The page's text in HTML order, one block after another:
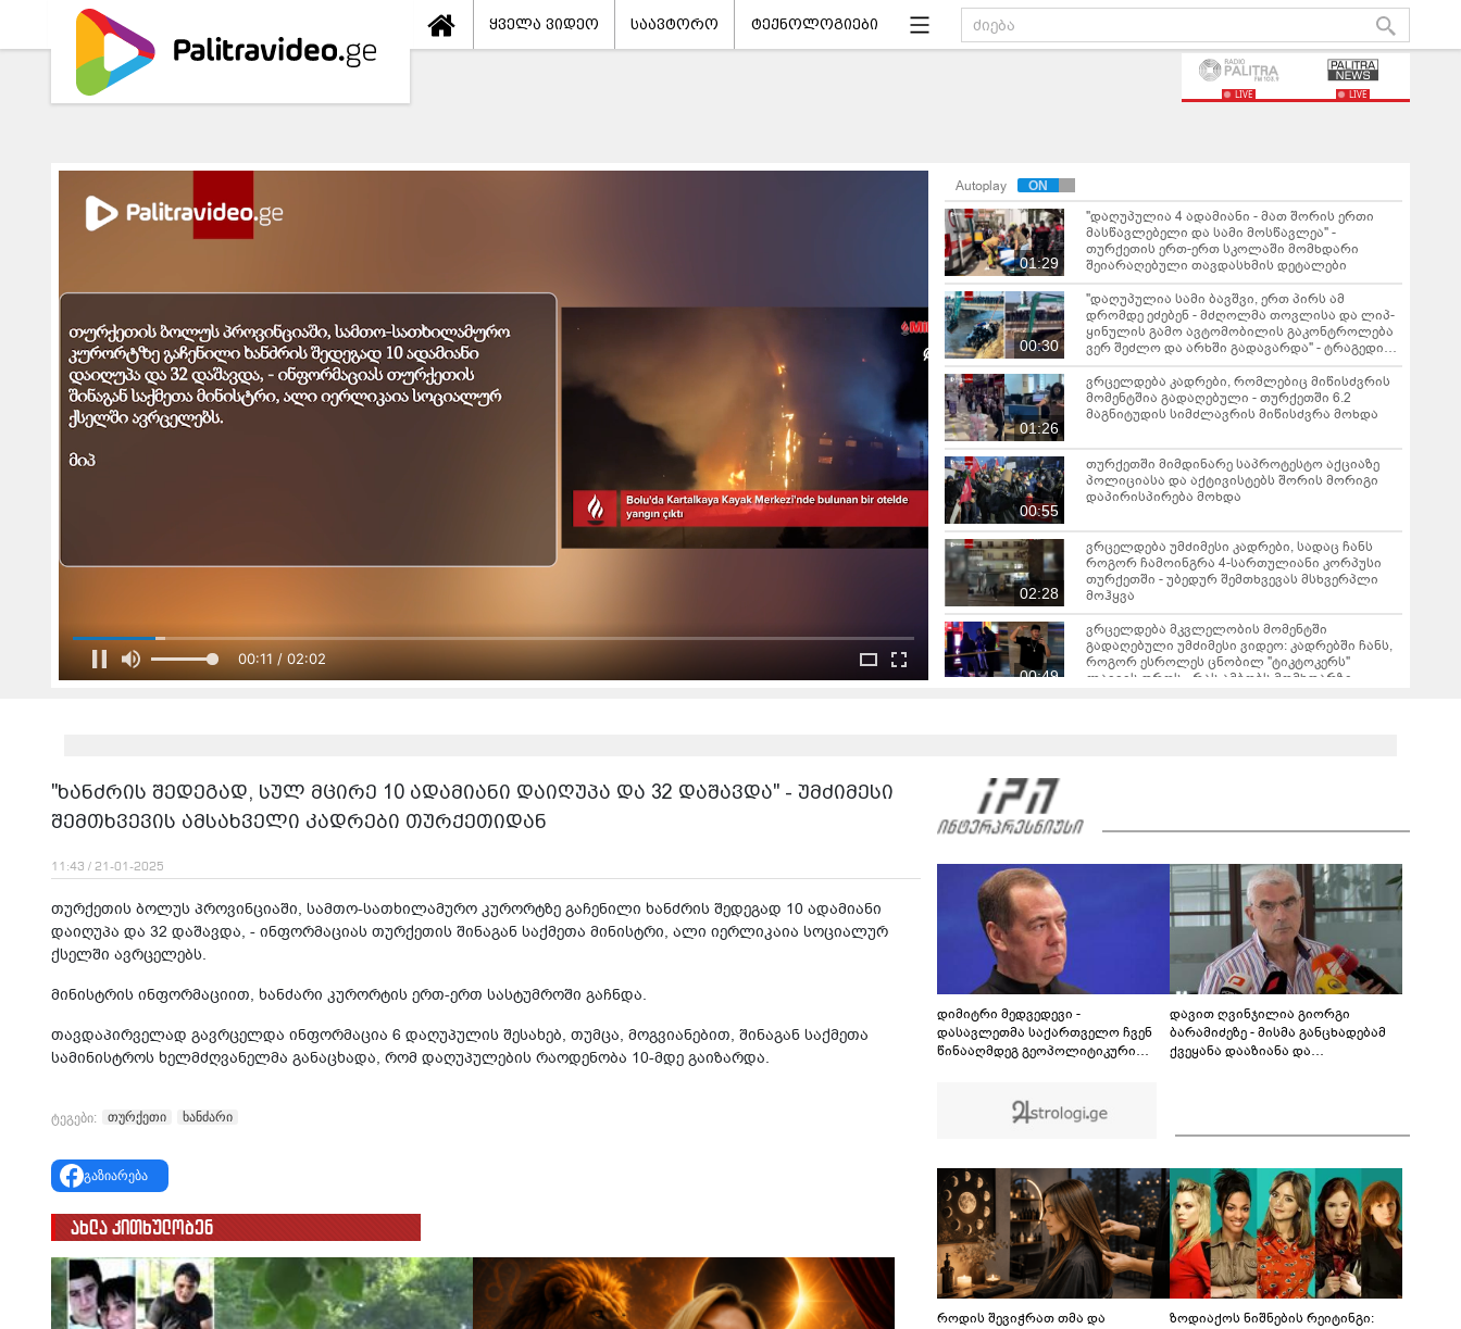
ყველა ვიდეო საავტორო ტექნოლოგიები
LIVE LIVE
00:12 / 02:02
Autoplay
01:29
"დაღუპულია 4 ადამიანი - მათ შორის ერთი
მასწავლებელი და სამი მოსწავლეა" -
თურქეთის ერთ-ერთ სკოლაში მომხდარი
შეიარაღებული თავდასხმის დეტალები
00:30
"დაღუპულია სამი ბავშვი, ერთ პირს ამ
დრომდე ეძებენ - მძღოლმა თოვლისა და ლიპ-
ყინულის გამო ავტომობილის გაკონტროლება
ვერ შეძლო და არხში გადავარდა" - ტრაგედიის
დეტალები თურქეთიდან
01:26
ვრცელდება კადრები, რომლებიც მიწისძვრის
მომენტშია გადაღებული - თურქეთში 6.2
მაგნიტუდის სიმძლავრის მიწისძვრა მოხდა
00:55
თურქეთში მიმდინარე საპროტესტო აქციაზე
პოლიციასა და აქტივისტებს შორის მორიგი
დაპირისპირება მოხდა
02:28
ვრცელდება უმძიმესი კადრები, სადაც ჩანს
როგორ ჩამოინგრა 4-სართულიანი კორპუსი
თურქეთში - უბედურ შემთხვევას მსხვერპლი
მოჰყვა
00:49
ვრცელდება მკვლელობის მომენტში
გადაღებული უმძიმესი ვიდეო: კადრებში ჩანს,
როგორ ესროლეს ცნობილ "ტიკტოკერს"
ლაივის დროს - რას ამბობს მომხდარზე
ესპანური მედია - სეუტამდე მიღწევის
მცდელობისას 67 მიგრანტი დაიღუპა
ვრცელდება ძლიერი მიწისძვრის კადრები -
დაზიანდა შენობები, გაითიშა
ელექტროენერგია, შეფერხდა მეტროს მუშაობა,
მოქალაქეები პანიკამ მოიცვა
"ხანძრის შედეგად, სულ მცირე 10 ადამიანი დაიღუპა და 32 დაშავდა" - უმძიმესი
შემთხვევის ამსახველი კადრები თურქეთიდან
11:43 / 21-01-2025
თურქეთის ბოლუს პროვინციაში, სამთო-სათხილამურო კურორტზე გაჩენილი ხანძრის შედეგად 10 ადამიანი
დაიღუპა და 32 დაშავდა, - ინფორმაციას თურქეთის შინაგან საქმეთა მინისტრი, ალი იერლიკაია სოციალურ
ქსელში ავრცელებს.
მინისტრის ინფორმაციით, ხანძარი კურორტის ერთ-ერთ სასტუმროში გაჩნდა.
თავდაპირველად გავრცელდა ინფორმაცია 6 დაღუპულის შესახებ, თუმცა, მოგვიანებით, შინაგან საქმეთა
სამინისტროს ხელმძღვანელმა განაცხადა, რომ დაღუპულების რაოდენობა 10-მდე გაიზარდა.
ტეგები: თურქეთი ხანძარი
გაზიარება
ახლა კითხულობენ
დიმიტრი მედვედევი -
დასავლეთმა საქართველო ჩვენ
წინააღმდეგ გეოპოლიტიკური
ეს მისთვის ხელსაყრელი იყო
დავით ღვინჯილია გიორგი
ბარამიძეზე - მისმა განცხადებამ
ქვეყანა დააზიანა და
როდის შევიჭრათ თმა და
ზოდიაქოს ნიშნების რეიტინგი: